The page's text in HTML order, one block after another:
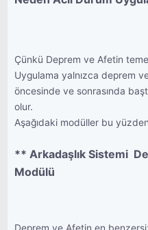
Çünkü Deprem ve Afetin
Uygulama yalnızca deprem
öncesinde ve sonrasında
olur.
Aşağıdaki modüller bu
** Arkadaşlık Sistemi 
Modülü